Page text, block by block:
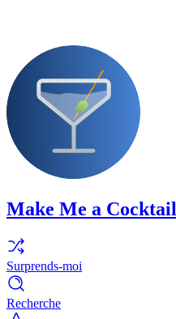
Make Me a Cocktail
Surprends-moi
Recherche